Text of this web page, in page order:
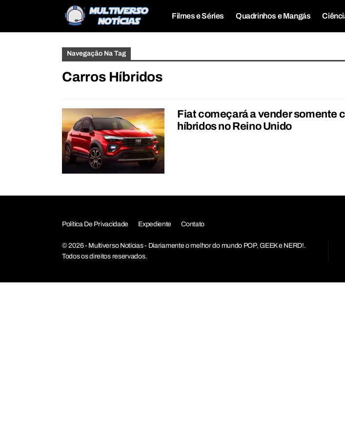
Filmes e Séries Quadrinhos e Mangás
Navegação Na Tag
Carros Híbridos
Fiat começará a vender somente
híbridos no Reino Unido
Política De Privacidade Expediente Contato
© 2026 - Multiverso Notícias - Diariamente o melhor do mundo POP, GEEK e NERD!.
Todos os direitos reservados.